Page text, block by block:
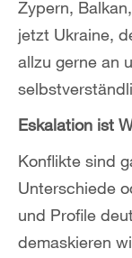
Zypern,
jetzt Ukraine,
allzu gerne an
Eskalation ist
Konflikte sind
Unterschiede
und Profile
demaskieren